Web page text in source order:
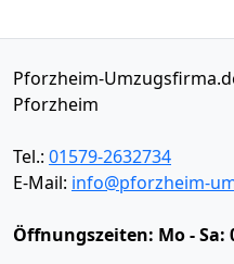
Pforzheim-
Pforzheim
Tel.: 01579-2632734
E-Mail: info@pforzheim-
Öffnungszeiten: Mo - Sa: